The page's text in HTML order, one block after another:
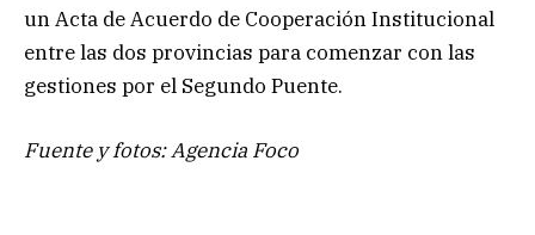
un Acta de Acuerdo de Cooperación Institucional
entre las dos provincias para comenzar con las
gestiones por el Segundo Puente.
Fuente y fotos: Agencia Foco